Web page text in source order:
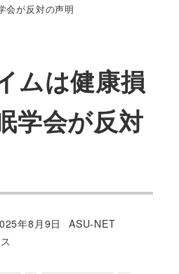
が反対の声明
ムは健康損
会が反対
年8月9日
著
ASU-NET